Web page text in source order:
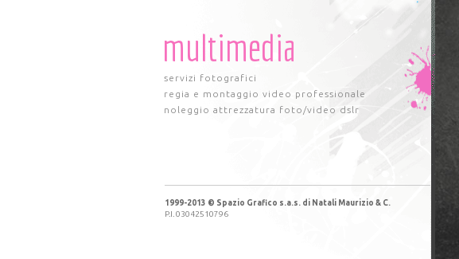
multimedia
servizi fotografici
regia e montaggio video professionale
noleggio attrezzatura foto/video dslr
1999-2013 © Spazio Grafico s.a.s. di Natali Maurizio & C.
P.I. 03042510796